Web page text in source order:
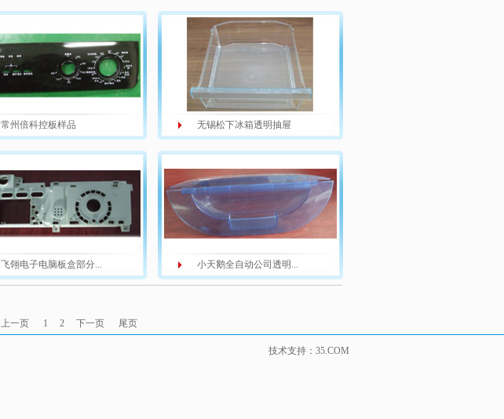
常州倍科控板样品 无锡松下冰箱透明抽屉
飞翎电子电脑板盒部分... 小天鹅全自动公司透明...
上一页 1 2 下一页 尾页
技术支持：35.COM